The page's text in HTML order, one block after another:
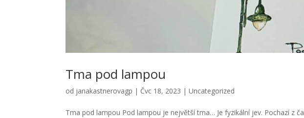
Tma pod lampou
od janakastnerovagp | Čvc 18, 2023 |Uncategorized
Tma pod lampou Pod lampou je největší tma… Je fyzikální jev. Pochazí z